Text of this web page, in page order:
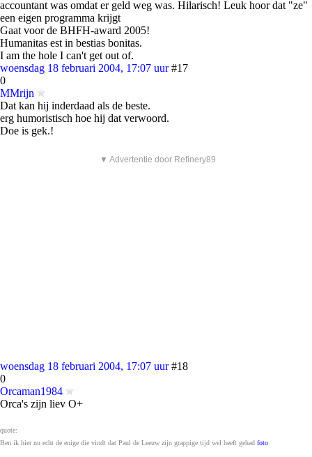
accountant was omdat er geld weg was. Hilarisch! Leuk hoor dat "ze"
een eigen programma krijgt
Gaat voor de BHFH-award 2005!
Humanitas est in bestias bonitas.
I am the hole I can't get out of.
woensdag 18 februari 2004, 17:07 uur #17
0
MMrijn
Dat kan hij inderdaad als de beste.
erg humoristisch hoe hij dat verwoord.
Doe is gek.!
▼ Advertentie door Refinery89
woensdag 18 februari 2004, 17:07 uur #18
0
Orcaman1984
Orca's zijn liev O+
quote:
Ben ik hier nu echt de enige die vindt dat Paul de Leeuw zijn grappige tijd wel heeft gehad foto